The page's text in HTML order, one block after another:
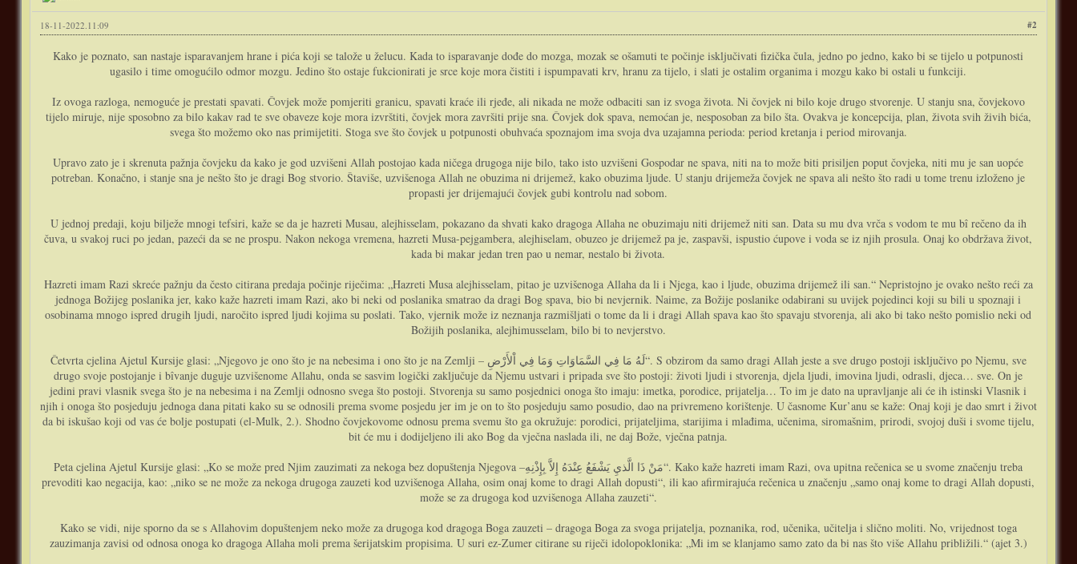
#2
18-11-2022.11:09
Kako je poznato, san nastaje isparavanjem hrane i pića koji se talože u želucu. Kada to isparavanje dođe do mozga, mozak se ošamuti te počinje isključivati fizička čula, jedno po jedno, kako bi se tijelo u potpunosti
ugasilo i time omogućilo odmor mozgu. Jedino što ostaje fukcionirati je srce koje mora čistiti i ispumpavati krv, hranu za tijelo, i slati je ostalim organima i mozgu kako bi ostali u funkciji.
Iz ovoga razloga, nemoguće je prestati spavati. Čovjek može pomjeriti granicu, spavati kraće ili rjeđe, ali nikada ne može odbaciti san iz svoga života. Ni čovjek ni bilo koje drugo stvorenje. U stanju sna, čovjekovo
tijelo miruje, nije sposobno za bilo kakav rad te sve obaveze koje mora izvrštiti, čovjek mora završiti prije sna. Čovjek dok spava, nemoćan je, nesposoban za bilo šta. Ovakva je koncepcija, plan, života svih živih bića,
svega što možemo oko nas primijetiti. Stoga sve što čovjek u potpunosti obuhvaća spoznajom ima svoja dva uzajamna perioda: period kretanja i period mirovanja.
Upravo zato je i skrenuta pažnja čovjeku da kako je god uzvišeni Allah postojao kada ničega drugoga nije bilo, tako isto uzvišeni Gospodar ne spava, niti na to može biti prisiljen poput čovjeka, niti mu je san uopće
potreban. Konačno, i stanje sna je nešto što je dragi Bog stvorio. Štaviše, uzvišenoga Allah ne obuzima ni drijemež, kako obuzima ljude. U stanju drijemeža čovjek ne spava ali nešto što radi u tome trenu izloženo je
propasti jer drijemajući čovjek gubi kontrolu nad sobom.
U jednoj predaji, koju bilježe mnogi tefsiri, kaže se da je hazreti Musau, alejhisselam, pokazano da shvati kako dragoga Allaha ne obuzimaju niti drijemež niti san. Data su mu dva vrča s vodom te mu bî rečeno da ih
čuva, u svakoj ruci po jedan, pazeći da se ne prospu. Nakon nekoga vremena, hazreti Musa-pejgambera, alejhiselam, obuzeo je drijemež pa je, zaspavši, ispustio ćupove i voda se iz njih prosula. Onaj ko obdržava život,
kada bi makar jedan tren pao u nemar, nestalo bi života.
Hazreti imam Razi skreće pažnju da često citirana predaja počinje riječima: „Hazreti Musa alejhisselam, pitao je uzvišenoga Allaha da li i Njega, kao i ljude, obuzima drijemež ili san.“ Nepristojno je ovako nešto reći za
jednoga Božijeg poslanika jer, kako kaže hazreti imam Razi, ako bi neki od poslanika smatrao da dragi Bog spava, bio bi nevjernik. Naime, za Božije poslanike odabirani su uvijek pojedinci koji su bili u spoznaji i
osobinama mnogo ispred drugih ljudi, naročito ispred ljudi kojima su poslati. Tako, vjernik može iz neznanja razmišljati o tome da li i dragi Allah spava kao što spavaju stvorenja, ali ako bi tako nešto pomislio neki od
Božijih poslanika, alejhimusselam, bilo bi to nevjerstvo.
Četvrta cjelina Ajetul Kursije glasi: „Njegovo je ono što je na nebesima i ono što je na Zemlji – لَهُ مَا فِي السَّمَاوَاتِ وَمَا فِي اْلأَرْضِ“. S obzirom da samo dragi Allah jeste a sve drugo postoji isključivo po Njemu, sve
drugo svoje postojanje i bîvanje duguje uzvišenome Allahu, onda se sasvim logički zaključuje da Njemu ustvari i pripada sve što postoji: životi ljudi i stvorenja, djela ljudi, imovina ljudi, odrasli, djeca… sve. On je
jedini pravi vlasnik svega što je na nebesima i na Zemlji odnosno svega što postoji. Stvorenja su samo posjednici onoga što imaju: imetka, porodice, prijatelja… To im je dato na upravljanje ali će ih istinski Vlasnik i
njih i onoga što posjeduju jednoga dana pitati kako su se odnosili prema svome posjedu jer im je on to što posjeduju samo posudio, dao na privremeno korištenje. U časnome Kur’anu se kaže: Onaj koji je dao smrt i život
da bi iskušao koji od vas će bolje postupati (el-Mulk, 2.). Shodno čovjekovome odnosu prema svemu što ga okružuje: porodici, prijateljima, starijima i mlađima, učenima, siromašnim, prirodi, svojoj duši i svome tijelu,
bit će mu i dodijeljeno ili ako Bog da vječna naslada ili, ne daj Bože, vječna patnja.
Peta cjelina Ajetul Kursije glasi: „Ko se može pred Njim zauzimati za nekoga bez dopuštenja Njegova –مَنْ ذَا الَّذيِ يَشْفَعُ عِنْدَهُ إِلاَّ بِإِذْنِهِ“. Kako kaže hazreti imam Razi, ova upitna rečenica se u svome značenju treba
prevoditi kao negacija, kao: „niko se ne može za nekoga drugoga zauzeti kod uzvišenoga Allaha, osim onaj kome to dragi Allah dopusti“, ili kao afirmirajuća rečenica u značenju „samo onaj kome to dragi Allah dopusti,
može se za drugoga kod uzvišenoga Allaha zauzeti“.
Kako se vidi, nije sporno da se s Allahovim dopuštenjem neko može za drugoga kod dragoga Boga zauzeti – dragoga Boga za svoga prijatelja, poznanika, rod, učenika, učitelja i slično moliti. No, vrijednost toga
zauzimanja zavisi od odnosa onoga ko dragoga Allaha moli prema šerijatskim propisima. U suri ez-Zumer citirane su riječi idolopoklonika: „Mi im se klanjamo samo zato da bi nas što više Allahu približili.“ (ajet 3.)